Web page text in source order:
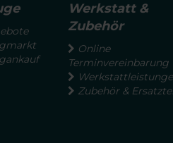
Werkstatt &
Zubehör
Online
Terminvereinbarung
Zubehör &